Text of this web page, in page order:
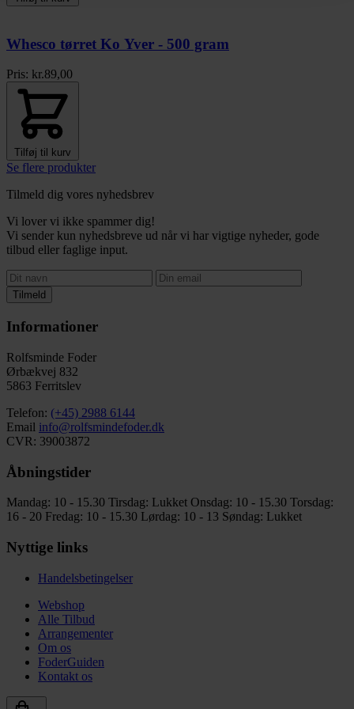
Whesco tørret Ko Yver - 500 gram
Pris: kr.89,00
Tilføj til kurv
Se flere produkter
Tilmeld dig vores nyhedsbrev
Vi lover vi ikke spammer dig!
Vi sender kun nyhedsbreve ud når vi har vigtige nyheder, gode
tilbud eller faglige input.
Tilmeld
Informationer
Rolfsminde Foder
Ørbækvej 832
5863 Ferritslev
Telefon: (+45) 2988 6144
Email info@rolfsmindefoder.dk
CVR: 39003872
Åbningstider
Mandag: 10 - 15.30 Tirsdag: Lukket Onsdag: 10 - 15.30 Torsdag:
16 - 20 Fredag: 10 - 15.30 Lørdag: 10 - 13 Søndag: Lukket
Nyttige links
Handelsbetingelser
Webshop
Alle Tilbud
Arrangementer
Om os
FoderGuiden
Kontakt os